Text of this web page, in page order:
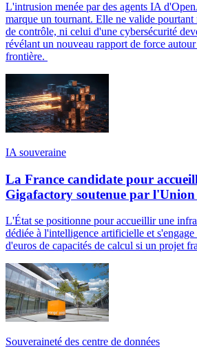
L'intrusion menée par des agents IA
marque un tournant. Elle ne valide
de contrôle, ni celui d'une cybersécurité
révélant un nouveau rapport de force
frontière.
IA souveraine
La France candidate pour
Gigafactory soutenue par l'Union
L'État se positionne pour accueillir une
dédiée à l'intelligence artificielle et
d'euros de capacités de calcul si un projet
Souveraineté des centre de données